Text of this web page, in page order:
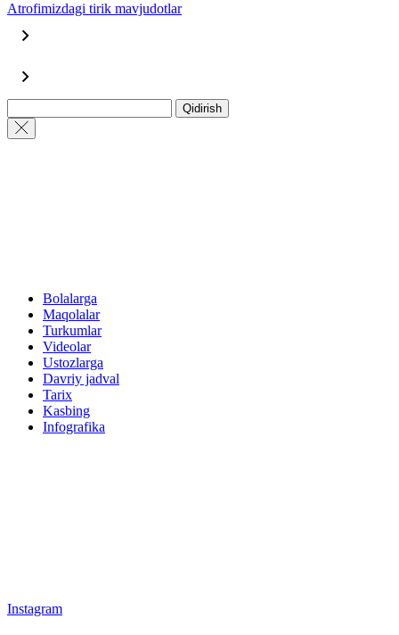
Atrofimizdagi tirik mavjudotlar
Qidirish
Bolalarga
Maqolalar
Turkumlar
Videolar
Ustozlarga
Davriy jadval
Tarix
Kasbing
Infografika
Instagram